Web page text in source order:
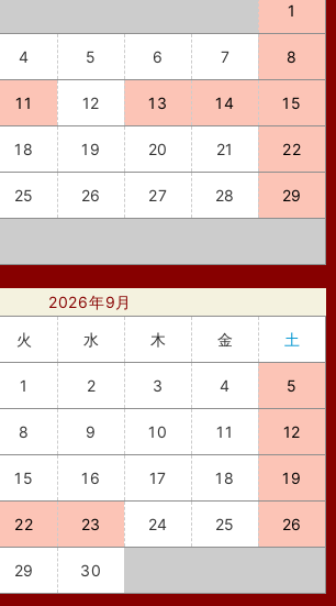
1
4 5 6 7 8
11 12 13 14 15
18 19 20 21 22
25 26 27 28 29
2026年9月
火 水 木 金 土
1 2 3 4 5
8 9 10 11 12
15 16 17 18 19
22 23 24 25 26
29 30